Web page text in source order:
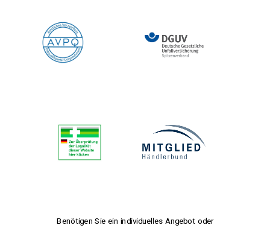
Benötigen Sie ein individuelles Angebot oder